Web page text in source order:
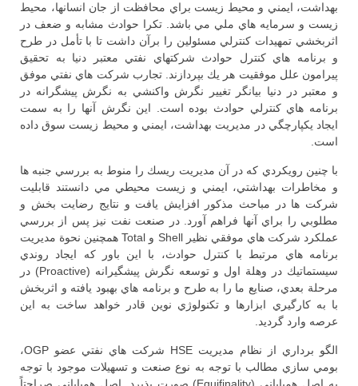
بهداشت، ايمني و محيط زيست براي محافظت از جان انسانها، محيط
زيست و سرمايه هاي ملي مي باشد. تكرا حوادث مشابه و ضعف در
اثربخشي تمهيدات كنترلي مسئولين را برآن داشت تا با تأمل در طرح
و برنامه هاي كنترل حوادث شركتهاي نفتي معتبر دنيا به تحقيق
پيرامون علل موفقيت هر يك بپردازند. تجارب شركت هاي نفتي موفق
و معتبر در دنيا بيانگر تغيير نگرش واكنشي به نگرش پيشگرانه در
برنامه هاي كنترلي حوادث بوده است. اين نگرش آنها را به سمت
ايجاد يكپارچگي در مديريت بهداشت، ايمني و محيط زيست سوق داده
است.
با چنين رويكردي كه در آن مديريت ريسك را منوط به بررسي جنبه ها
و مخاطرات بهداشتي، ايمني و زيست محيطي مي دانستند قابليت
شركت ها در مباحث مذكور افزايش يافت و نتايج رضايت بخش و
مطلوبي را براي آنها فراهم آورد. در صنعت نفت نيز پس از بررسي
عملكرد شركت هاي موفقي نظير Shell و Total همچنين نحوة مديريت
برنامه هاي مرتبط با كنترل حوادث، با اين باور كه ايجاد روندي
سيستماتيك در وهلة اول و توسعه نگرش پيشگيرانه (Proactive) در
مرحلة بعدي، صنايع ما را به طرح و برنامه هاي بهبود يافته و اثربخش
با به كارگيري ابزارها و تكنولوژي نوين قادر خواهد ساخت به اين
عرصه وارد گرديد.
الگو برداري از نظام مديريت HSE شركت هاي نفتي عضو OGP،
بومي سازي مطالب با توجه به نوع صنعت و تسهيلات موجود با توجه